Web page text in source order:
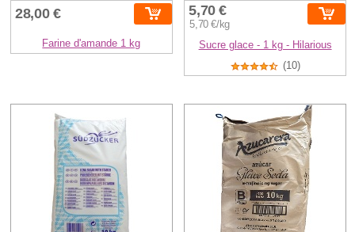
28,00 €
Farine d'amande 1 kg
5,70 €
5,70 €/kg
Sucre glace - 1 kg - Hilarious
(10)